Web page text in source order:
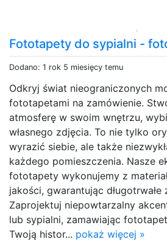
Fototapety do sypialni -
Dodano: 1 rok 5 miesięcy temu
Odkryj świat nieograniczonych
fototapetami na zamówienie.
atmosferę w swoim wnętrzu,
własnego zdjęcia. To nie tylko
wyrazić siebie, ale także
każdego pomieszczenia. Nasze
fototapety wykonujemy z
jakości, gwarantując długotrwałe
Zaprojektuj niepowtarzalny
lub sypialni, zamawiając
Twoją histor... pokaż więcej »